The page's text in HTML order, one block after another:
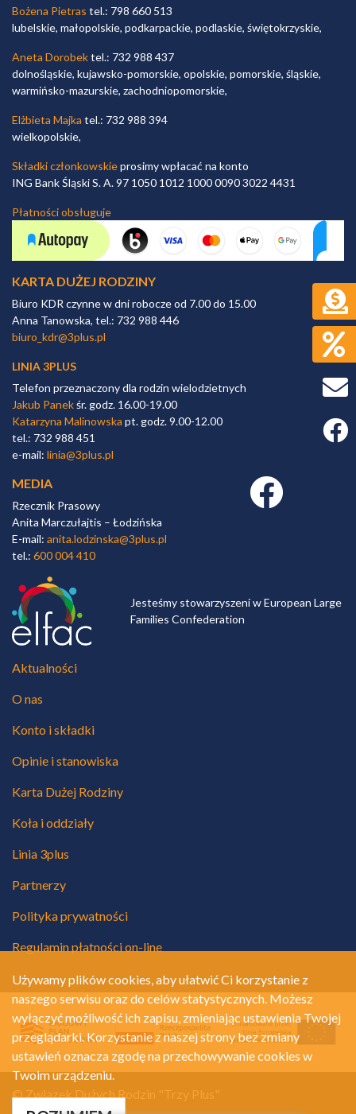
Bożena Pietras tel.: 798 660 513
lubelskie, małopolskie, podkarpackie, podlaskie, świętokrzyskie,
Aneta Dorobektel.: 732 988 437
dolnośląskie, kujawsko-pomorskie, opolskie, pomorskie, śląskie,
warmińsko-mazurskie, zachodniopomorskie,
Elżbieta Majka tel.: 732 988 394
wielkopolskie,
Składki członkowskieprosimy wpłacać na konto
ING Bank Śląski S. A. 97 1050 1012 1000 0090 3022 4431
Płatności obsługuje
KARTA DUŻEJ RODZINY
Biuro KDR czynne w dni robocze od 7.00 do 15.00
Anna Tanowska, tel.: 732 988 446
biuro_kdr@3plus.pl
LINIA 3PLUS
Telefon przeznaczony dla rodzin wielodzietnych
Jakub Panekśr. godz. 16.00-19.00
Katarzyna Malinowska pt. godz. 9.00-12.00
tel.: 732 988 451
e-mail: linia@3plus.pl
MEDIA
Rzecznik Prasowy
Anita Marczułajtis – Łodzińska
E-mail: anita.lodzinska@3plus.pl
tel.: 600 004 410
Facebook link
Jesteśmy stowarzyszeni w European Large
Families Confederation
Aktualności
O nas
Konto i składki
Opinie i stanowiska
Karta Dużej Rodziny
Koła i oddziały
Linia 3plus
Partnerzy
Polityka prywatności
Regulamin płatności on-line
© Związek Dużych Rodzin "Trzy Plus"
Używamy plików cookies, aby ułatwić Ci korzystanie z
naszego serwisu oraz do celów statystycznych. Możesz
wyłączyć możliwość ich zapisu, zmieniając ustawienia Twojej
przeglądarki. Korzystanie z naszej strony bez zmiany
ustawień oznacza zgodę na przechowywanie cookies w
Twoim urządzeniu.